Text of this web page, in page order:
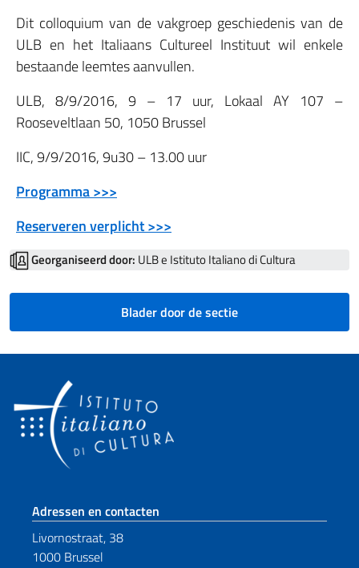
Dit colloquium van de vakgroep geschiedenis van de
ULB en het Italiaans Cultureel Instituut wil enkele
bestaande leemtes aanvullen.
ULB, 8/9/2016, 9 – 17 uur, Lokaal AY 107 –
Rooseveltlaan 50, 1050 Brussel
IIC, 9/9/2016, 9u30 – 13.00 uur
Programma >>>
Reserveren verplicht >>>
Georganiseerd door: ULB e Istituto Italiano di Cultura
Blader door de sectie
Voetregel sectie
Adressen en contacten
Livornostraat, 38
1000 Brussel